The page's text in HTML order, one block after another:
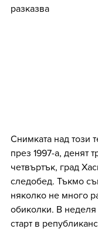
разказва
Снимката над този
през 1997-а, денят
четвъртък, град
следобед. Тъкмо
няколко не много
обиколки. В
старт в